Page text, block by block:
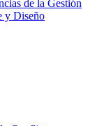
de la Gestión
y Diseño